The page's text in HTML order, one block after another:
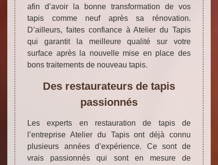
afin d’avoir la bonne transformation de vos
tapis comme neuf après sa rénovation.
D’ailleurs, faites confiance à Atelier du Tapis
qui garantit la meilleure qualité sur votre
surface après la nouvelle mise en place des
bons traitements de nouveau tapis.
Des restaurateurs de tapis
passionnés
Les experts en restauration de tapis de
l’entreprise Atelier du Tapis ont déjà connu
plusieurs années d’expérience. Ce sont de
vrais passionnés qui sont en mesure de